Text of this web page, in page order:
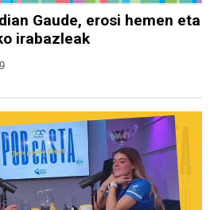
Gaude, erosi hemen eta
irabazleak